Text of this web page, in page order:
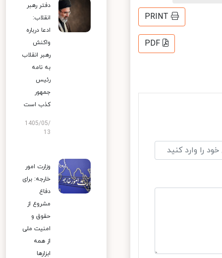
PRINT
PDF
دفتر رهبر
انقلاب:
ادعا درباره
واکنش
رهبر انقلاب
به نامه
رئیس
جمهور
کذب است
1405/05/
13
وزارت امور
خارجه: برای
دفاع
مشروع از
حقوق و
امنیت ملی
از همه
ابزارها